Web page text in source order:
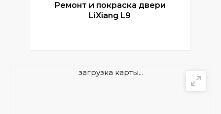
Ремонт и покраска двери
LiXiang L9
загрузка карты...